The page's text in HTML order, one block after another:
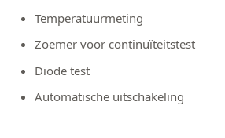
Temperatuurmeting
Zoemer voor continuïteitstest
Diode test
Automatische uitschakeling